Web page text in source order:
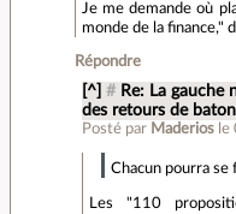
Je me demande où
monde de la finance,"
Répondre
[^] # Re: La gauche
des retours de baton
Posté par Maderios le
Chacun pourra se
Les "110